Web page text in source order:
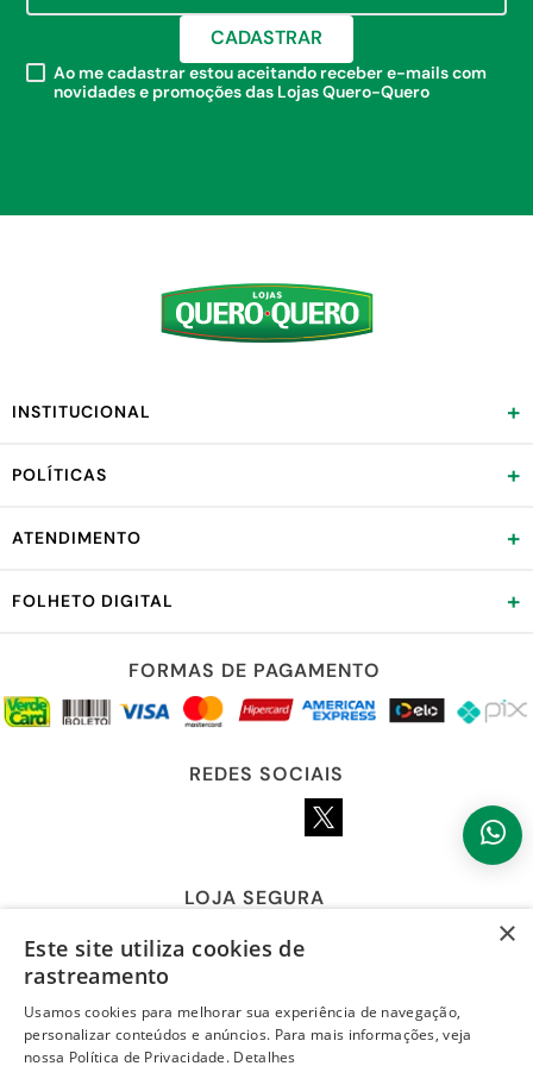
CADASTRAR
Ao me cadastrar estou aceitando receber e-mails com
novidades e promoções das Lojas Quero-Quero
INSTITUCIONAL +
POLÍTICAS +
ATENDIMENTO +
FOLHETO DIGITAL +
FORMAS DE PAGAMENTO
REDES SOCIAIS
LOJA SEGURA
×
Este site utiliza cookies de
rastreamento
Usamos cookies para melhorar sua experiência de navegação,
personalizar conteúdos e anúncios. Para mais informações, veja
nossa Política de Privacidade. Detalhes